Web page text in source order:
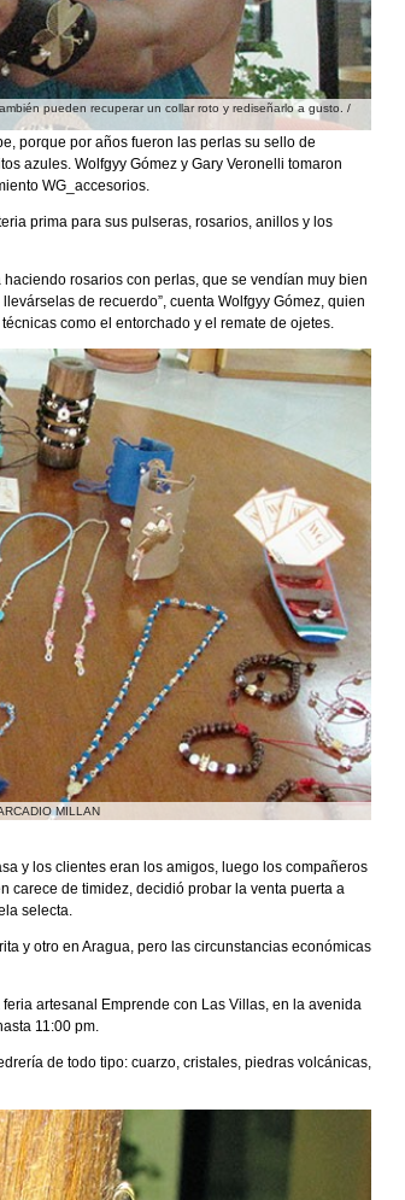
pueden recuperar un collar roto y rediseñarlo a gusto. /
porque por años fueron las perlas su sello de
azules. Wolfgyy Gómez y Gary Veronelli tomaron
WG_accesorios.
prima para sus pulseras, rosarios, anillos y los
rosarios con perlas, que se vendían muy bien
de recuerdo”, cuenta Wolfgyy Gómez, quien
como el entorchado y el remate de ojetes.
MILLAN
y los clientes eran los amigos, luego los compañeros
carece de timidez, decidió probar la venta puerta a
selecta.
y otro en Aragua, pero las circunstancias económicas
artesanal Emprende con Las Villas, en la avenida
11:00 pm.
de todo tipo: cuarzo, cristales, piedras volcánicas,